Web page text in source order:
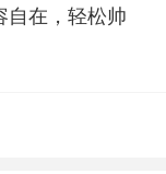
自在，轻松帅
格，这就是